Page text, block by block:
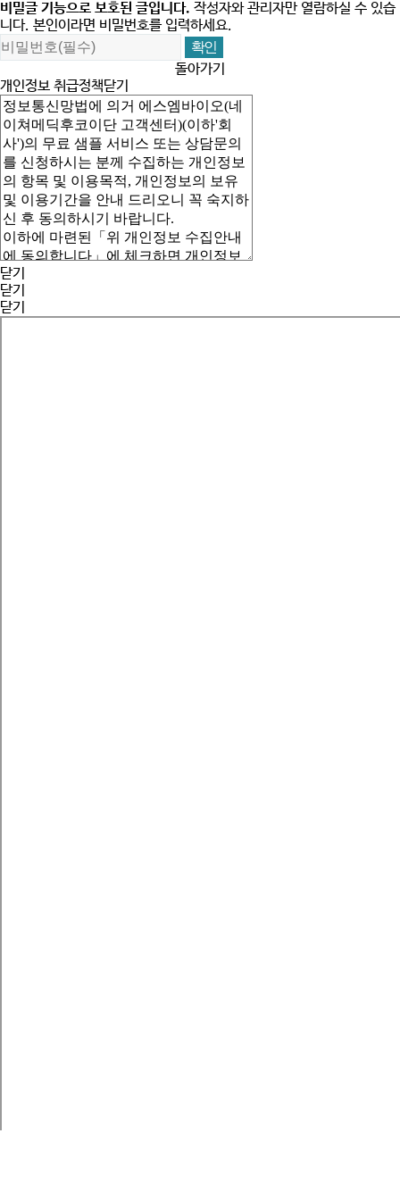
비밀글 기능으로 보호된 글입니다. 작성자와 관리자만 열람하실 수 있습
니다. 본인이라면 비밀번호를 입력하세요.
돌아가기
개인정보 취급정책닫기
닫기
닫기
닫기